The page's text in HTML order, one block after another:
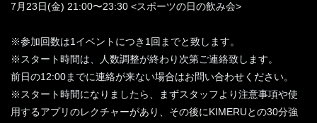
7月23日(金) 21:00〜23:30 <スポーツの日の飲み会>
※参加回数は1イベントにつき1回までと致します。
※スタート時間は、人数調整が終わり次第ご連絡致します。
前日の12:00までに連絡が来ない場合はお問い合わせください。
※スタート時間になりましたら、まずスタッフより注意事項や使
用するアプリのレクチャーがあり、その後にKIMERUとの30分強